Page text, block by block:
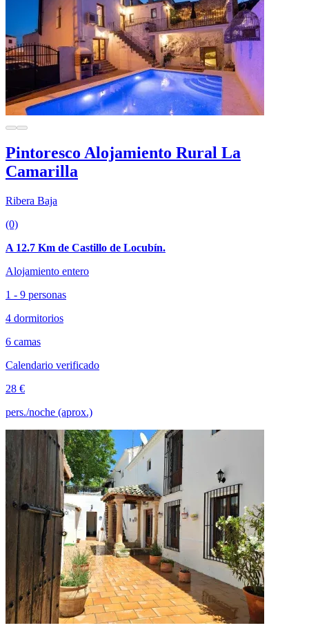
Pintoresco Alojamiento Rural La
Camarilla
Ribera Baja
(0)
A 12.7 Km de Castillo de Locubín.
Alojamiento entero
1 - 9 personas
4 dormitorios
6 camas
Calendario verificado
28 €
pers./noche (aprox.)